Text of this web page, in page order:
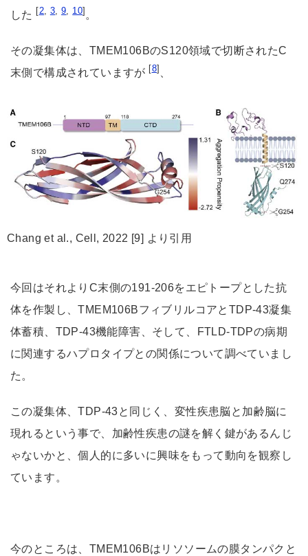
した [2, 3,9, 10] 。
その凝集体は、TMEM106BのS120領域で切断されたC
末側で構成されていますが [8]
Chang et al., Cell, 2022 [9] より引用
今回はそれよりC末側の191-206をエピトープとした抗
体を作製し、TMEM106BフィブリルコアとTDP-43凝集
体蓄積、TDP-43機能障害、そして、FTLD-TDPの病期
に関連するハプロタイプとの関係について調べていまし
た。
この凝集体、TDP-43と同じく、変性疾患脳と加齢脳に
現れるという事で、加齢性疾患の謎を解く鍵があるんじ
ゃないかと、個人的に多いに興味をもって動向を観察し
ています。
今のところは、TMEM106Bはリソソームの膜タンパクと